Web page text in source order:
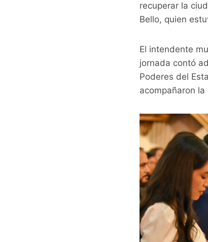
recuperar la
Bello, quien
El intendente
jornada contó
Poderes del
acompañaron